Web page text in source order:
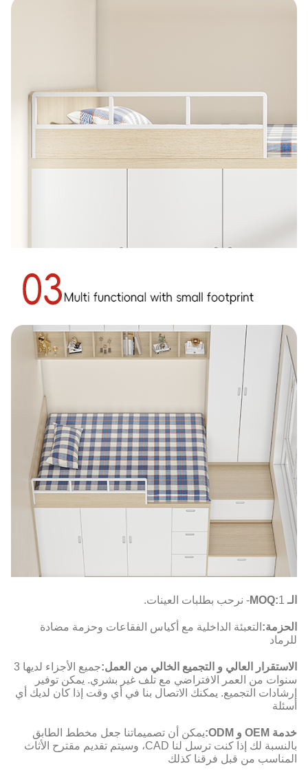
الـ MOQ:1- نرحب بطلبات العينات.
الحزمة:التعبئة الداخلية مع أكياس الفقاعات وحزمة مضادة
للرماد
الاستقرار العالي و التجميع الخالي من العمل:
جميع الأجزاء لديها 3
سنوات من العمر الافتراضي مع تلف غير بشري. يمكن توفير
إرشادات التجميع. يمكنك الاتصال بنا في أي وقت إذا كان لديك أي
أسئلة
خدمة OEM و ODM:
يمكن أن تصميماتنا جعل مخطط الطابق
بالنسبة لك إذا كنت ترسل لنا CAD، وسيتم تقديم مقترح الأثاث
المناسب من قبل فرقنا كذلك